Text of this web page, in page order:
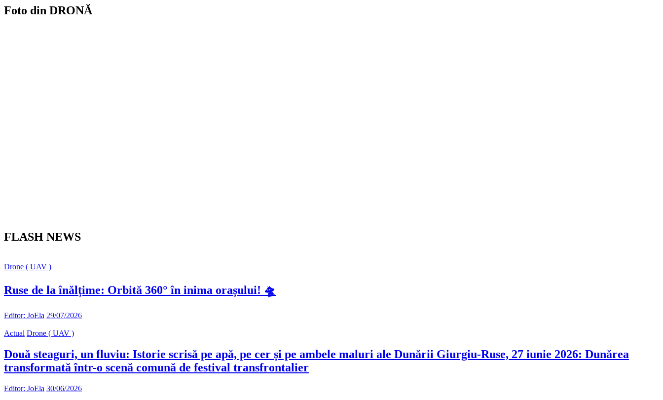
Foto din DRONĂ
FLASH NEWS
Drone ( UAV )
Ruse de la înălțime: Orbită 360° în inima orașului! 🛸
Editor: JoEla 29/07/2026
Actual Drone ( UAV )
Două steaguri, un fluviu: Istorie scrisă pe apă, pe cer și pe ambele maluri ale Dunării Giurgiu-Ruse, 27 iunie 2026: Dunărea
transformată într-o scenă comună de festival transfrontalier
Editor: JoEla 30/06/2026